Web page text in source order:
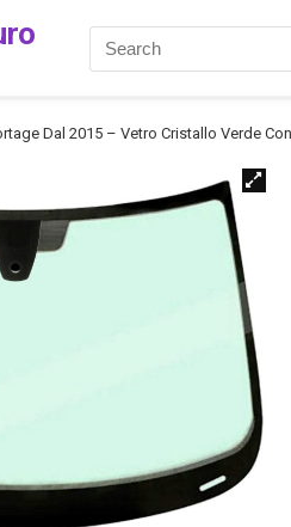
Dal 2015 – Vetro Cristallo Verde